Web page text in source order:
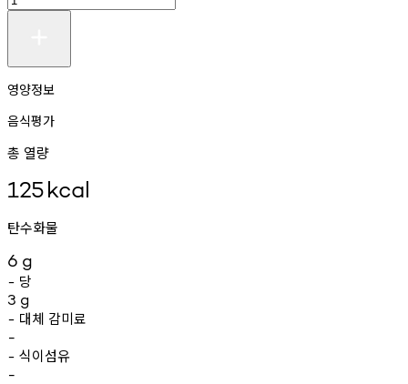
영양정보
음식평가
총 열량
125kcal
탄수화물
6 g
- 당
3 g
- 대체 감미료
-
- 식이섬유
-